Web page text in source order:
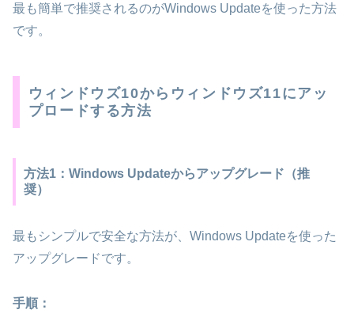
最も簡単で推奨されるのがWindows Updateを使った方法
です。
ウィンドウズ10からウィンドウズ11にアッ
プロードする方法
方法1：Windows Updateからアップグレード（推
奨）
最もシンプルで安全な方法が、Windows Updateを使った
アップグレードです。
手順：